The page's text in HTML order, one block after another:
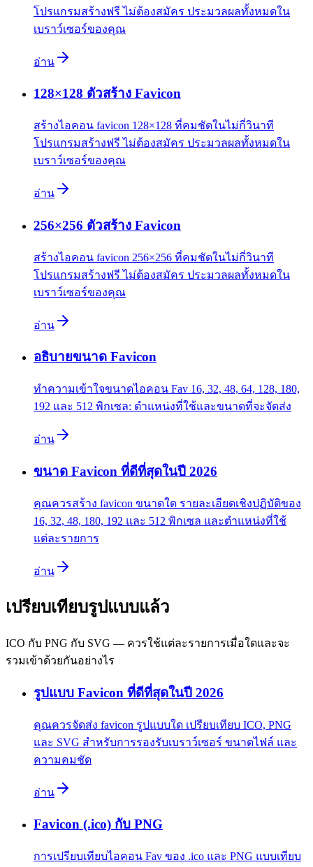
โปรแกรมสร้างฟรี ไม่ต้องสมัคร ประมวลผลทั้งหมดใน
เบราว์เซอร์ของคุณ
อ่าน
128×128 ตัวสร้าง Favicon
สร้างไอคอน favicon 128×128 ที่คมชัดในไม่กี่วินาที
โปรแกรมสร้างฟรี ไม่ต้องสมัคร ประมวลผลทั้งหมดใน
เบราว์เซอร์ของคุณ
อ่าน
256×256 ตัวสร้าง Favicon
สร้างไอคอน favicon 256×256 ที่คมชัดในไม่กี่วินาที
โปรแกรมสร้างฟรี ไม่ต้องสมัคร ประมวลผลทั้งหมดใน
เบราว์เซอร์ของคุณ
อ่าน
อธิบายขนาด Favicon
ทำความเข้าใจขนาดไอคอน Fav 16, 32, 48, 64, 128, 180,
192 และ 512 พิกเซล: ตำแหน่งที่ใช้และขนาดที่จะจัดส่ง
อ่าน
ขนาด Favicon ที่ดีที่สุดในปี 2026
คุณควรสร้าง favicon ขนาดใด รายละเอียดเชิงปฏิบัติของ
16, 32, 48, 180, 192 และ 512 พิกเซล และตำแหน่งที่ใช้
แต่ละรายการ
อ่าน
เปรียบเทียบรูปแบบแล้ว
ICO กับ PNG กับ SVG — ควรใช้แต่ละรายการเมื่อใดและจะ
รวมเข้าด้วยกันอย่างไร
รูปแบบ Favicon ที่ดีที่สุดในปี 2026
คุณควรจัดส่ง favicon รูปแบบใด เปรียบเทียบ ICO, PNG
และ SVG สำหรับการรองรับเบราว์เซอร์ ขนาดไฟล์ และ
ความคมชัด
อ่าน
Favicon (.ico) กับ PNG
การเปรียบเทียบไอคอน Fav ของ .ico และ PNG แบบเทียบ